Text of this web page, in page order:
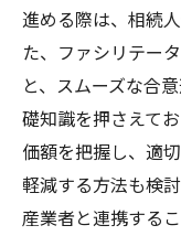
進める際は、相続
た、ファシリテー
と、スムーズな合
礎知識を押さえて
価額を把握し、適
軽減する方法も検
産業者と連携する